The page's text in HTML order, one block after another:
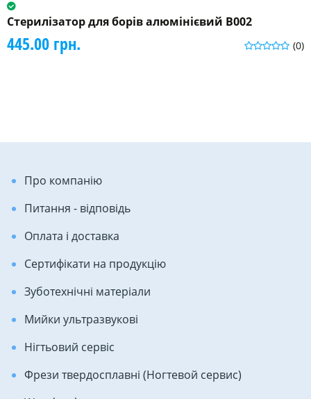
Стерилізатор для борів алюмінієвий B002
(0)
445.00 грн.
Про компанію
Питання - відповідь
Оплата і доставка
Сертифікати на продукцію
Зуботехнічні матеріали
Мийки ультразвукові
Нігтьовий сервіс
Фрези твердосплавні (Ногтевой сервис)